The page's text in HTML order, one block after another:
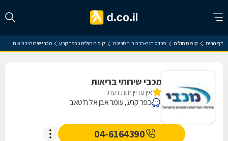
דף הבית קופות חולים פרדס חנה-כרכור והסביבה קופות חולים בכפר קרע מכבי שירותי בריאות
מכבי שירותי בריאות
אין עדיין חוות דעת
כפר קרע, עומר אבן אל ח'טאב
04-6164390